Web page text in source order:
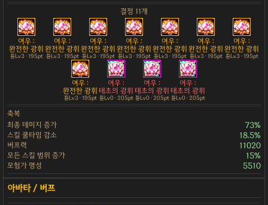
결정 11개
여우 :
완전한 광휘
튠Lv3 · 195pt
여우 :
완전한 광휘
튠Lv3 · 195pt
여우 :
완전한 광휘
튠Lv3 · 195pt
여우 :
완전한 광휘
튠Lv3 · 195pt
여우 :
완전한 광휘
튠Lv3 · 195pt
여우 :
완전한 광휘
튠Lv3 · 195pt
여우 :
완전한 광휘
튠Lv3 · 195pt
여우 :
완전한 광휘
튠Lv3 · 195pt
여우 :
태초의 광휘
튠Lv0 · 205pt
여우 :
태초의 광휘
튠Lv0 · 205pt
여우 :
태초의 광휘
튠Lv0 · 205pt
축복
최종 데미지 증가
73%
스킬 쿨타임 감소 18.5%
버프력 11020
모든 스킬 범위 증가 15%
모험가 명성 5510